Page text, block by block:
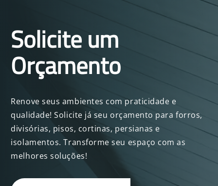
Solicite um
Orçamento
Renove seus ambientes com praticidade e
qualidade! Solicite já seu orçamento para forros,
divisórias, pisos, cortinas, persianas e
isolamentos. Transforme seu espaço com as
melhores soluções!